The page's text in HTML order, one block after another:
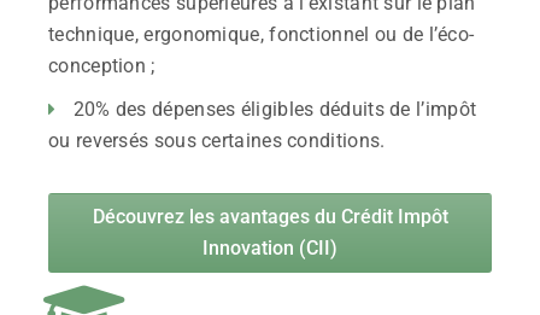
technique, ergonomique, fonctionnel ou de l’éco-
conception ;
20% des dépenses éligibles déduits de l’impôt
ou reversés sous certaines conditions.
Découvrez les avantages du Crédit Impôt
Innovation (CII)